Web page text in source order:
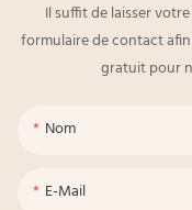
Il suffit de laisser
formulaire de contact
gratuit pour
Nom
E-Mail